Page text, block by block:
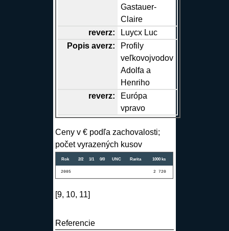
Gastauer-
Claire
reverz:
Luycx Luc
Popis averz:
Profily
veľkovojvodov
Adolfa a
Henriho
reverz:
Európa
vpravo
Ceny v € podľa zachovalosti;
počet vyrazených kusov
Rok 2/2 1/1 0/0 UNC Rarita 1000 ks
2005 2 720
[9, 10, 11]
Referencie